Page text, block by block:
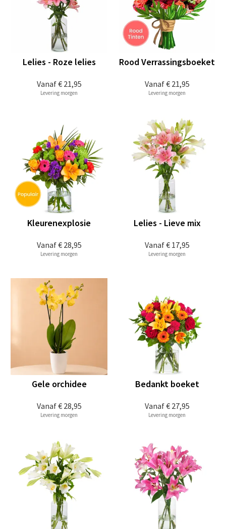
Vanaf€ 21,95
Lelies - Roze lelies
Levering morgen
Vanaf€ 21,95
Rood Verrassingsboeket
Levering morgen
Vanaf€ 28,95
Kleurenexplosie
Levering morgen
Vanaf€ 17,95
Lelies - Lieve mix
Levering morgen
Vanaf€ 28,95
Gele orchidee
Levering morgen
Vanaf€ 27,95
Bedankt boeket
Levering morgen